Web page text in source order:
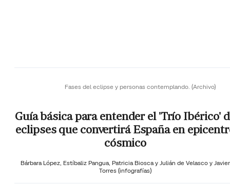
Fases del eclipse y personas contemplando. (Archivo)
Guía básica para entender el 'Trío Ibérico'
eclipses que convertirá España en
cósmico
Bárbara López, Estíbaliz Pangua, Patricia Biosca y Julián de Velasco y Javier
Torres (infografías)